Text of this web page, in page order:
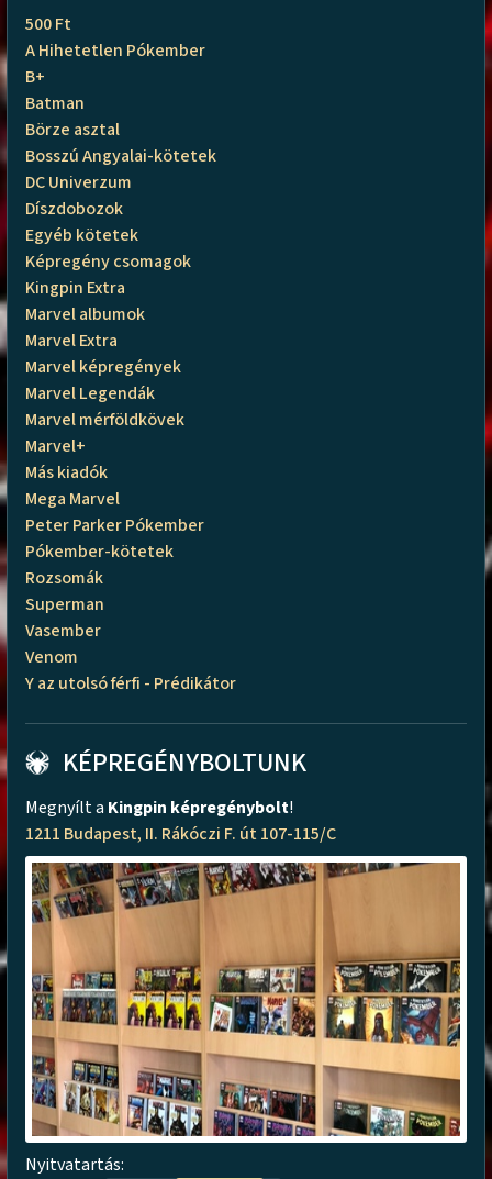
500 Ft
A Hihetetlen Pókember
B+
Batman
Börze asztal
Bosszú Angyalai-kötetek
DC Univerzum
Díszdobozok
Egyéb kötetek
Képregény csomagok
Kingpin Extra
Marvel albumok
Marvel Extra
Marvel képregények
Marvel Legendák
Marvel mérföldkövek
Marvel+
Más kiadók
Mega Marvel
Peter Parker Pókember
Pókember-kötetek
Rozsomák
Superman
Vasember
Venom
Y az utolsó férfi - Prédikátor
KÉPREGÉNYBOLTUNK
Megnyílt a Kingpin képregénybolt!
1211 Budapest, II. Rákóczi F. út 107-115/C
Nyitvatartás: